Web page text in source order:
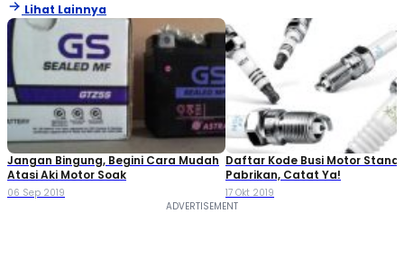
Lihat Lainnya
Jangan Bingung, Begini Cara Mudah
Atasi Aki Motor Soak
06 Sep 2019
Daftar Kode Busi Motor
Pabrikan, Catat Ya!
17 Okt 2019